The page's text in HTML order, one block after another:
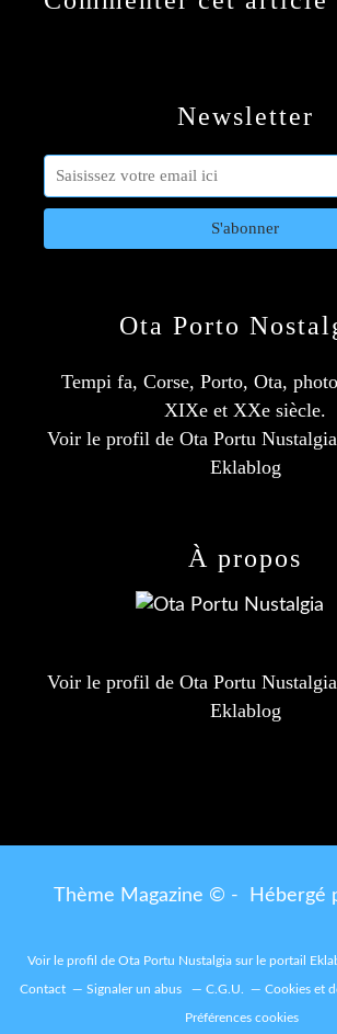
Newsletter
Ota Porto
Tempi fa, Corse, Porto, Ota,
XIXe et XXe siècle.
Voir le profil de Ota Portu Nustalgia
Eklablog
À propos
Voir le profil de Ota Portu Nustalgia
Eklablog
Thème Magazine © - Hébergé
Voir le profil de Ota Portu Nustalgia sur le portail
Contact Signaler un abus C.G.U. Cookies et
Préférences cookies